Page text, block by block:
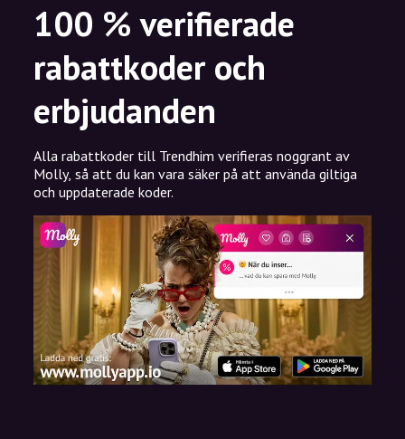
100 % verifierade
rabattkoder och
erbjudanden
Alla rabattkoder till Trendhim verifieras noggrant av
Molly, så att du kan vara säker på att använda giltiga
och uppdaterade koder.